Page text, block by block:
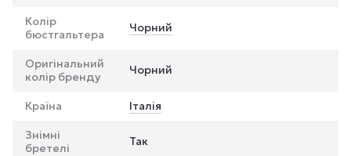
Колір
бюстгальтера
Чорний
Оригінальний
колір бренду
Чорний
Країна Італія
Знімні
бретелі
Так